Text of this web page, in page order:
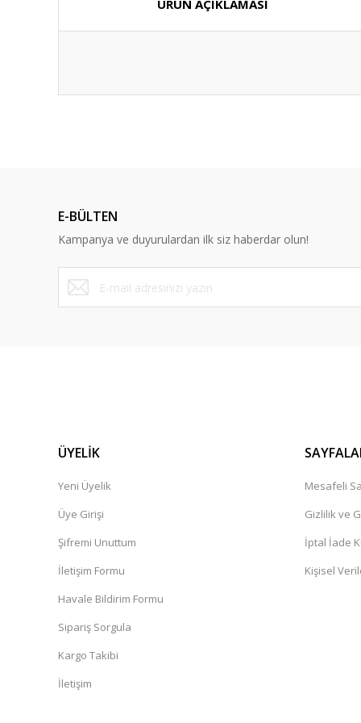
ÜRÜN AÇIKLAMASI
E-BÜLTEN
Kampanya ve duyurulardan ilk siz haberdar olun!
ÜYELİK
Yeni Üyelik
Üye Girişi
Şifremi Unuttum
İletişim Formu
Havale Bildirim Formu
Sipariş Sorgula
Kargo Takibi
İletişim
Mesafeli
Gizlilik ve
İptal İade
Kişisel